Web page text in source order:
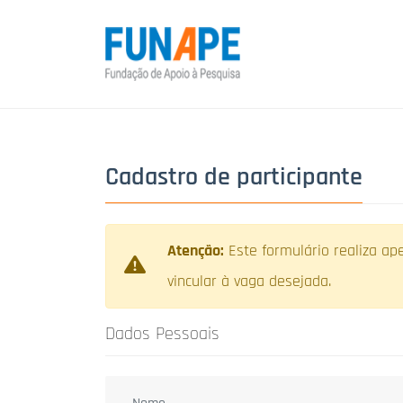
Cadastro de participante
Atenção: Este formulário realiza
vincular à vaga desejada.
Dados Pessoais